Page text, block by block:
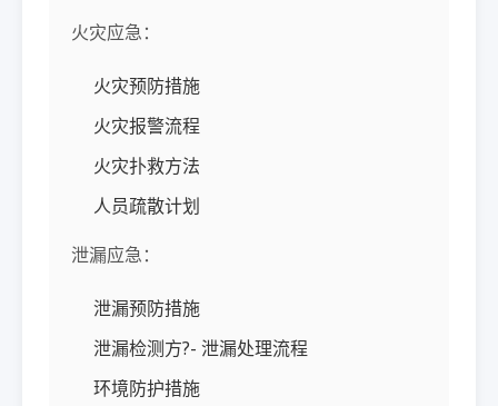
火灾应急：
火灾预防措施
火灾报警流程
火灾扑救方法
人员疏散计划
泄漏应急：
泄漏预防措施
泄漏检测方?- 泄漏处理流程
环境防护措施